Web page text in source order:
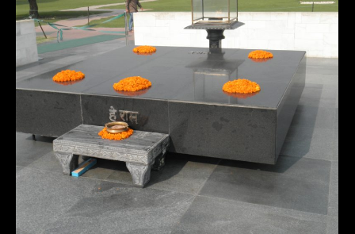
Ghandi´s Grab